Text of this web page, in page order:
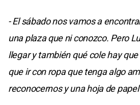
- El sábado nos vamos a
una plaza que ni conozco. Pero
llegar y también qué cole hay
que ir con ropa que tenga algo
reconocernos y una hoja de